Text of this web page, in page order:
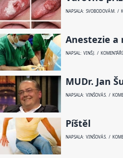
NAPSALA: SVOBODOVÁ M. /
Anestezie a
NAPSAL: VINŠ J. /
MUDr. Jan
NAPSALA: VINŠOVÁ S. /
Píštěl
NAPSALA: VINŠOVÁ S. /